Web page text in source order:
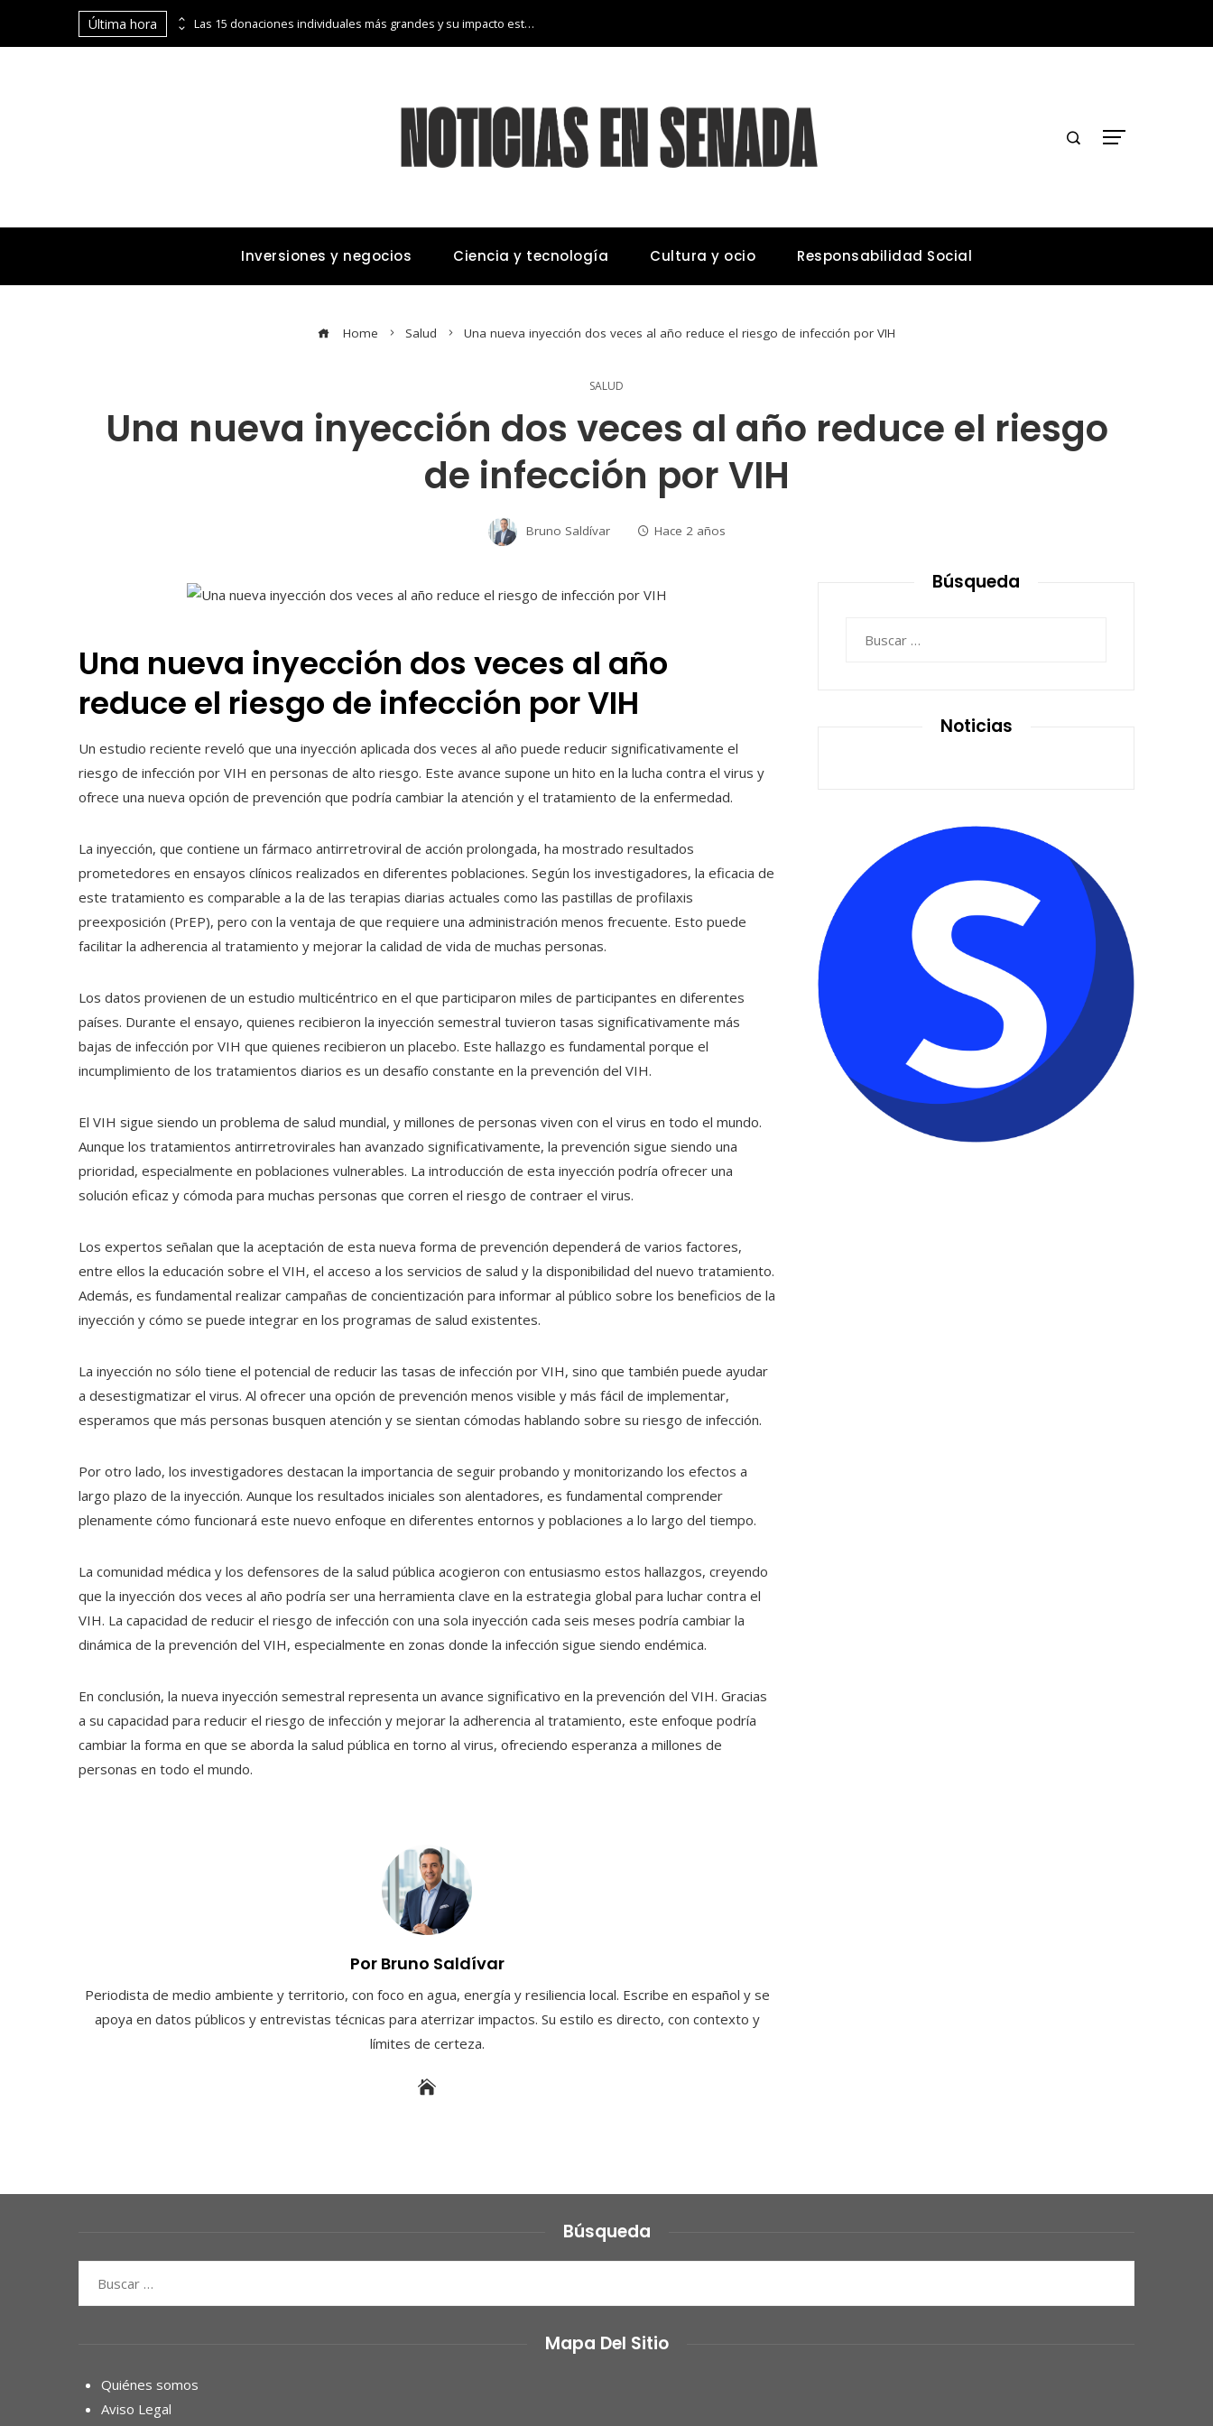
Última hora Las 15 donaciones individuales más grandes y su impacto estructural en sistemas educativos y sanitarios
Inversiones y negocios Ciencia y tecnología Cultura y ocio Responsabilidad Social
Home Salud Una nueva inyección dos veces al año reduce el riesgo de infección por VIH
SALUD
Una nueva inyección dos veces al año reduce el riesgo
de infección por VIH
Bruno Saldívar Hace 2 años
Una nueva inyección dos veces al año
reduce el riesgo de infección por VIH
Un estudio reciente reveló que una inyección aplicada dos veces al año puede reducir significativamente el
riesgo de infección por VIH en personas de alto riesgo. Este avance supone un hito en la lucha contra el virus y
ofrece una nueva opción de prevención que podría cambiar la atención y el tratamiento de la enfermedad.
La inyección, que contiene un fármaco antirretroviral de acción prolongada, ha mostrado resultados
prometedores en ensayos clínicos realizados en diferentes poblaciones. Según los investigadores, la eficacia de
este tratamiento es comparable a la de las terapias diarias actuales como las pastillas de profilaxis
preexposición (PrEP), pero con la ventaja de que requiere una administración menos frecuente. Esto puede
facilitar la adherencia al tratamiento y mejorar la calidad de vida de muchas personas.
Los datos provienen de un estudio multicéntrico en el que participaron miles de participantes en diferentes
países. Durante el ensayo, quienes recibieron la inyección semestral tuvieron tasas significativamente más
bajas de infección por VIH que quienes recibieron un placebo. Este hallazgo es fundamental porque el
incumplimiento de los tratamientos diarios es un desafío constante en la prevención del VIH.
El VIH sigue siendo un problema de salud mundial, y millones de personas viven con el virus en todo el mundo.
Aunque los tratamientos antirretrovirales han avanzado significativamente, la prevención sigue siendo una
prioridad, especialmente en poblaciones vulnerables. La introducción de esta inyección podría ofrecer una
solución eficaz y cómoda para muchas personas que corren el riesgo de contraer el virus.
Los expertos señalan que la aceptación de esta nueva forma de prevención dependerá de varios factores,
entre ellos la educación sobre el VIH, el acceso a los servicios de salud y la disponibilidad del nuevo tratamiento.
Además, es fundamental realizar campañas de concientización para informar al público sobre los beneficios de la
inyección y cómo se puede integrar en los programas de salud existentes.
La inyección no sólo tiene el potencial de reducir las tasas de infección por VIH, sino que también puede ayudar
a desestigmatizar el virus. Al ofrecer una opción de prevención menos visible y más fácil de implementar,
esperamos que más personas busquen atención y se sientan cómodas hablando sobre su riesgo de infección.
Por otro lado, los investigadores destacan la importancia de seguir probando y monitorizando los efectos a
largo plazo de la inyección. Aunque los resultados iniciales son alentadores, es fundamental comprender
plenamente cómo funcionará este nuevo enfoque en diferentes entornos y poblaciones a lo largo del tiempo.
La comunidad médica y los defensores de la salud pública acogieron con entusiasmo estos hallazgos, creyendo
que la inyección dos veces al año podría ser una herramienta clave en la estrategia global para luchar contra el
VIH. La capacidad de reducir el riesgo de infección con una sola inyección cada seis meses podría cambiar la
dinámica de la prevención del VIH, especialmente en zonas donde la infección sigue siendo endémica.
En conclusión, la nueva inyección semestral representa un avance significativo en la prevención del VIH. Gracias
a su capacidad para reducir el riesgo de infección y mejorar la adherencia al tratamiento, este enfoque podría
cambiar la forma en que se aborda la salud pública en torno al virus, ofreciendo esperanza a millones de
personas en todo el mundo.
Por Bruno Saldívar
Periodista de medio ambiente y territorio, con foco en agua, energía y resiliencia local. Escribe en español y se
apoya en datos públicos y entrevistas técnicas para aterrizar impactos. Su estilo es directo, con contexto y
límites de certeza.
Búsqueda
Noticias
Búsqueda
Mapa Del Sitio
Quiénes somos
Aviso Legal